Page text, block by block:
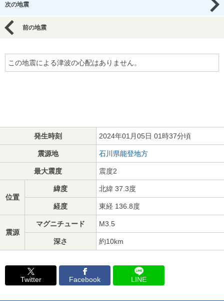
次の地震
前の地震
この地震による津波の心配はありません。
発生時刻 2024年01月05日 01時37分頃
震源地 石川県能登地方
最大震度 震度2
位置
緯度 北緯 37.3度
経度 東経 136.8度
震源
マグニチュード M3.5
深さ 約10km
Twitter Facebook LINE